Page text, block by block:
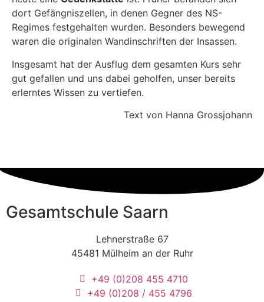
dort Gefängniszellen, in denen Gegner des NS-
Regimes festgehalten wurden. Besonders bewegend
waren die originalen Wandinschriften der Insassen.
Insgesamt hat der Ausflug dem gesamten Kurs sehr
gut gefallen und uns dabei geholfen, unser bereits
erlerntes Wissen zu vertiefen.
Text von Hanna Grossjohann
Gesamtschule Saarn
Lehnerstraße 67
45481 Mülheim an der Ruhr
+49 (0)208 455 4710
+49 (0)208 / 455 4796